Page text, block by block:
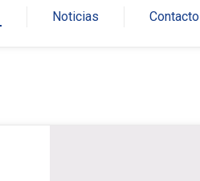
Noticias Contacto